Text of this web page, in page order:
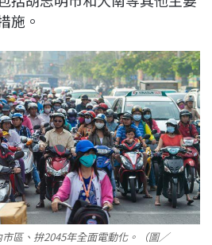
施。
區、拚2045年全面電動化。（圖／